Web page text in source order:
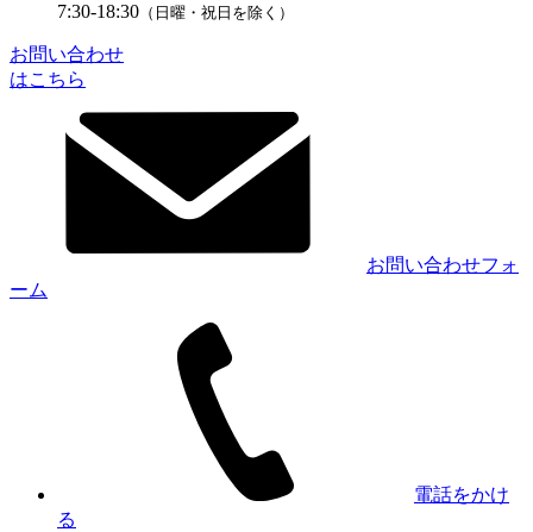
7:30-18:30 （日曜・祝日を除く）
お問い合わせ
はこちら
お問い合わせフォ
ーム
電話をかけ
る